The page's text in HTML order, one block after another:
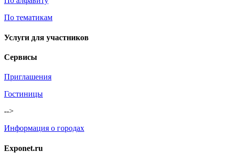
По тематикам
Услуги для участников
Сервисы
Приглашения
Гостиницы
-->
Информация о городах
Exponet.ru